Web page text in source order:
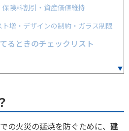
険料割引・資産価値維持
増・デザインの制約・ガラス制限
るときのチェックリスト
の火災の延焼を防ぐために、 建